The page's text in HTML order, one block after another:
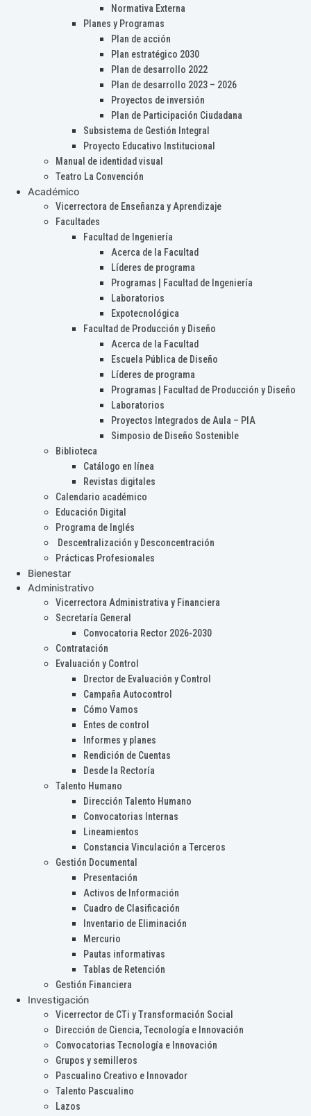
Normativa Externa
Planes y Programas
Plan de acción
Plan estratégico 2030
Plan de desarrollo 2022
Plan de desarrollo 2023 – 2026
Proyectos de inversión
Plan de Participación Ciudadana
Subsistema de Gestión Integral
Proyecto Educativo Institucional
Manual de identidad visual
Teatro La Convención
Académico
Vicerrectora de Enseñanza y Aprendizaje
Facultades
Facultad de Ingeniería
Acerca de la Facultad
Líderes de programa
Programas | Facultad de Ingeniería
Laboratorios
Expotecnológica
Facultad de Producción y Diseño
Acerca de la Facultad
Escuela Pública de Diseño
Líderes de programa
Programas | Facultad de Producción y Diseño
Laboratorios
Proyectos Integrados de Aula – PIA
Simposio de Diseño Sostenible
Biblioteca
Catálogo en línea
Revistas digitales
Calendario académico
Educación Digital
Programa de Inglés
Descentralización y Desconcentración
Prácticas Profesionales
Bienestar
Administrativo
Vicerrectora Administrativa y Financiera
Secretaría General
Convocatoria Rector 2026-2030
Contratación
Evaluación y Control
Drector de Evaluación y Control
Campaña Autocontrol
Cómo Vamos
Entes de control
Informes y planes
Rendición de Cuentas
Desde la Rectoría
Talento Humano
Dirección Talento Humano
Convocatorias Internas
Lineamientos
Constancia Vinculación a Terceros
Gestión Documental
Presentación
Activos de Información
Cuadro de Clasificación
Inventario de Eliminación
Mercurio
Pautas informativas
Tablas de Retención
Gestión Financiera
Investigación
Vicerrector de CTi y Transformación Social
Dirección de Ciencia, Tecnología e Innovación
Convocatorias Tecnología e Innovación
Grupos y semilleros
Pascualino Creativo e Innovador
Talento Pascualino
Lazos